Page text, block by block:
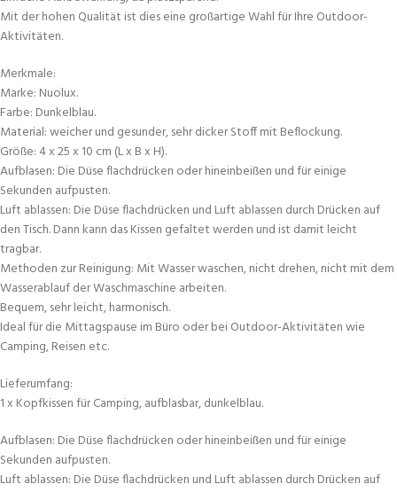
Mit der hohen Qualität ist dies eine großartige Wahl für Ihre Outdoor-
Aktivitäten.
Merkmale:
Marke: Nuolux.
Farbe: Dunkelblau.
Material: weicher und gesunder, sehr dicker Stoff mit Beflockung.
Größe: 4 x 25 x 10 cm (L x B x H).
Aufblasen: Die Düse flachdrücken oder hineinbeißen und für einige
Sekunden aufpusten.
Luft ablassen: Die Düse flachdrücken und Luft ablassen durch Drücken auf
den Tisch. Dann kann das Kissen gefaltet werden und ist damit leicht
tragbar.
Methoden zur Reinigung: Mit Wasser waschen, nicht drehen, nicht mit dem
Wasserablauf der Waschmaschine arbeiten.
Bequem, sehr leicht, harmonisch.
Ideal für die Mittagspause im Büro oder bei Outdoor-Aktivitäten wie
Camping, Reisen etc.
Lieferumfang:
1 x Kopfkissen für Camping, aufblasbar, dunkelblau.
Aufblasen: Die Düse flachdrücken oder hineinbeißen und für einige
Sekunden aufpusten.
Luft ablassen: Die Düse flachdrücken und Luft ablassen durch Drücken auf